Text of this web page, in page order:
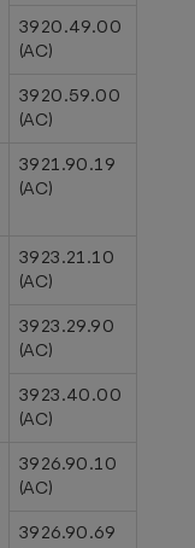
3920.49.00
(AC)
3920.59.00
(AC)
3921.90.19
(AC)
3923.21.10
(AC)
3923.29.90
(AC)
3923.40.00
(AC)
3926.90.10
(AC)
3926.90.69